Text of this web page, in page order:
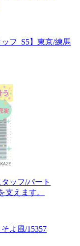
フ_S5】東京/練馬
ッフ/パート
支えます。
よ風/15357